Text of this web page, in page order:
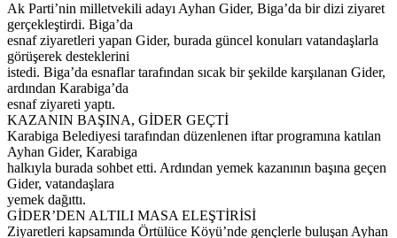
Ak Parti’nin milletvekili adayı Ayhan Gider, Biga’da bir dizi ziyaret
gerçekleştirdi. Biga’da
esnaf ziyaretleri yapan Gider, burada güncel konuları vatandaşlarla
görüşerek desteklerini
istedi. Biga’da esnaflar tarafından sıcak bir şekilde karşılanan Gider,
ardından Karabiga’da
esnaf ziyareti yaptı.
KAZANIN BAŞINA, GİDER GEÇTİ
Karabiga Belediyesi tarafından düzenlenen iftar programına katılan
Ayhan Gider, Karabiga
halkıyla burada sohbet etti. Ardından yemek kazanının başına geçen
Gider, vatandaşlara
yemek dağıttı.
GİDER’DEN ALTILI MASA ELEŞTİRİSİ
Ziyaretleri kapsamında Örtülüce Köyü’nde gençlerle buluşan Ayhan